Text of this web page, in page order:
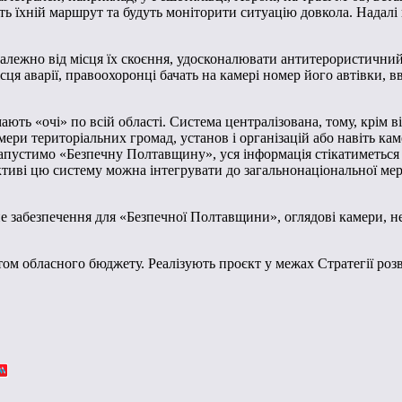
маршрут та будуть моніторити ситуацію довкола. Надалі
від місця їх скоєння, удосконалювати
аварії, правоохоронці бачать на камері номер його
«очі» по всій області. Система централізована, тому, крім
територіальних громад, установ і організацій або навіть
«Безпечну Полтавщину», уся інформація
цю систему можна інтегрувати до загальнонаціональної
для «Безпечної Полтавщини», оглядові
обласного бюджету. Реалізують проєкт у межах Стратегії